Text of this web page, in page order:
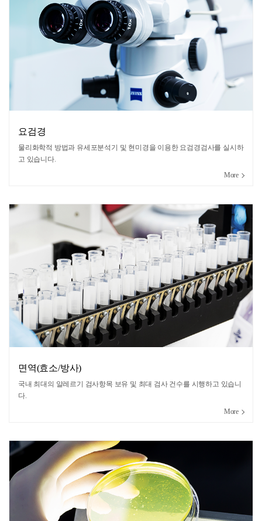
요검경
물리화학적 방법과 유세포분석기 및 현미경을 이용한 요검경검사를 실시하
고 있습니다.
More
면역(효소/방사)
국내 최대의 알레르기 검사항목 보유 및 최대 검사 건수를 시행하고 있습니
다.
More